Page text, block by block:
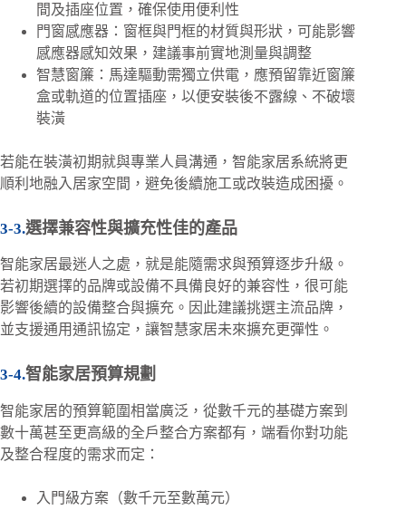
間及插座位置，確保使用便利性
門窗感應器：窗框與門框的材質與形狀，可能影響
感應器感知效果，建議事前實地測量與調整
智慧窗簾：馬達驅動需獨立供電，應預留靠近窗簾
盒或軌道的位置插座，以便安裝後不露線、不破壞
裝潢
若能在裝潢初期就與專業人員溝通，智能家居系統將更
順利地融入居家空間，避免後續施工或改裝造成困擾。
選擇兼容性與擴充性佳的產品
智能家居最迷人之處，就是能隨需求與預算逐步升級。
若初期選擇的品牌或設備不具備良好的兼容性，很可能
影響後續的設備整合與擴充。因此建議挑選主流品牌，
並支援通用通訊協定，讓智慧家居未來擴充更彈性。
智能家居預算規劃
智能家居的預算範圍相當廣泛，從數千元的基礎方案到
數十萬甚至更高級的全戶整合方案都有，端看你對功能
及整合程度的需求而定：
入門級方案（數千元至數萬元）